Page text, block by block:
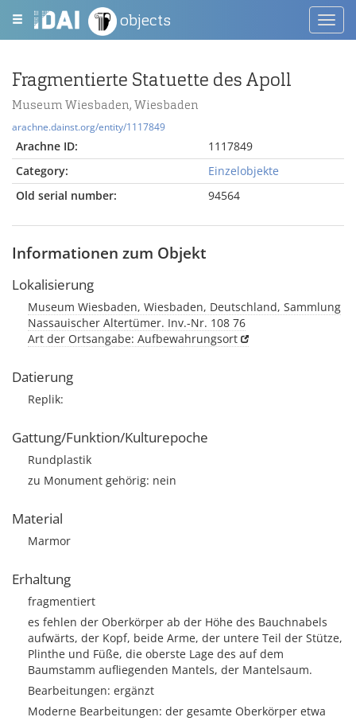
objects
Fragmentierte Statuette des Apoll
Museum Wiesbaden, Wiesbaden
arachne.dainst.org/entity/1117849
Arachne ID:
1117849
Category:
Einzelobjekte
Old serial number:
94564
Informationen zum Objekt
Lokalisierung
Museum Wiesbaden, Wiesbaden, Deutschland, Sammlung
Nassauischer Altertümer. Inv.-Nr. 108 76
Art der Ortsangabe: Aufbewahrungsort
Datierung
Replik:
Gattung/Funktion/Kulturepoche
Rundplastik
zu Monument gehörig: nein
Material
Marmor
Erhaltung
fragmentiert
es fehlen der Oberkörper ab der Höhe des Bauchnabels
aufwärts, der Kopf, beide Arme, der untere Teil der Stütze,
Plinthe und Füße, die oberste Lage des auf dem
Baumstamm aufliegenden Mantels, der Mantelsaum.
Bearbeitungen: ergänzt
Moderne Bearbeitungen: der gesamte Oberkörper etwa